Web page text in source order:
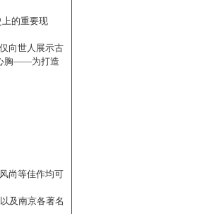
的重要现
向世人展示古
胸——为打造
尚等佳作均可
及南京各著名